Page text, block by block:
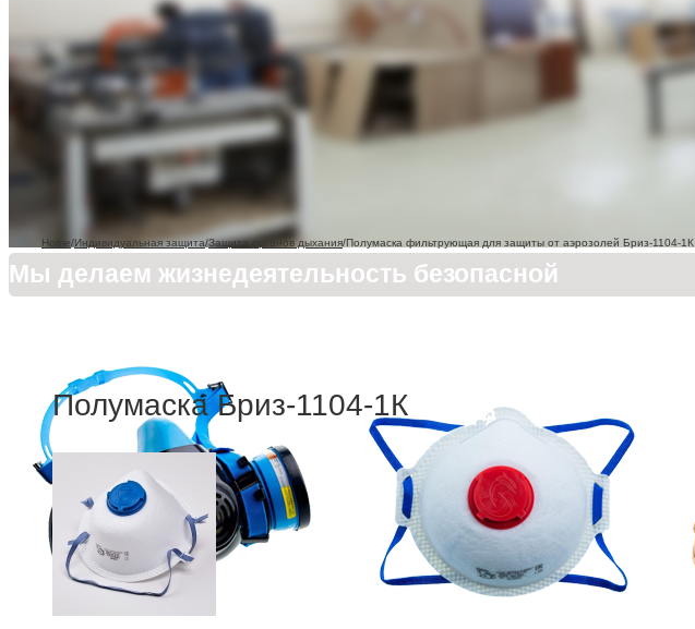
Мы делаем жизнедеятельность безопасной
Home/Индивидуальная защита/Защита органов дыхания/Полумаска фильтрующая для защиты от аэрозолей Бриз-1104-1К
Полумаска Бриз-1104-1К